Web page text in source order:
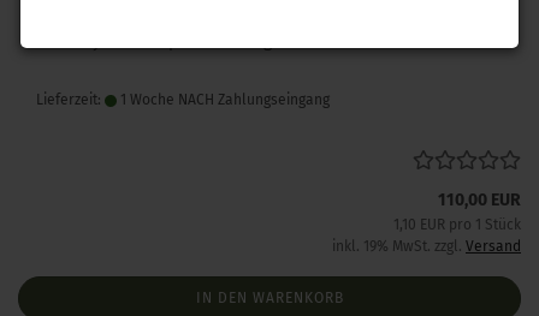
Lieferzeit: 1 Woche NACH Zahlungseingang
110,00 EUR
1,10 EUR pro 1 Stück
inkl. 19% MwSt. zzgl. Versand
IN DEN WARENKORB